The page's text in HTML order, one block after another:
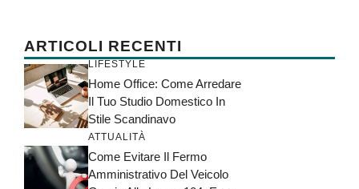
ARTICOLI RECENTI
LIFESTYLE
Home Office: Come Arredare
Il Tuo Studio Domestico In
Stile Scandinavo
ATTUALITÀ
Come Evitare Il Fermo
Amministrativo Del Veicolo